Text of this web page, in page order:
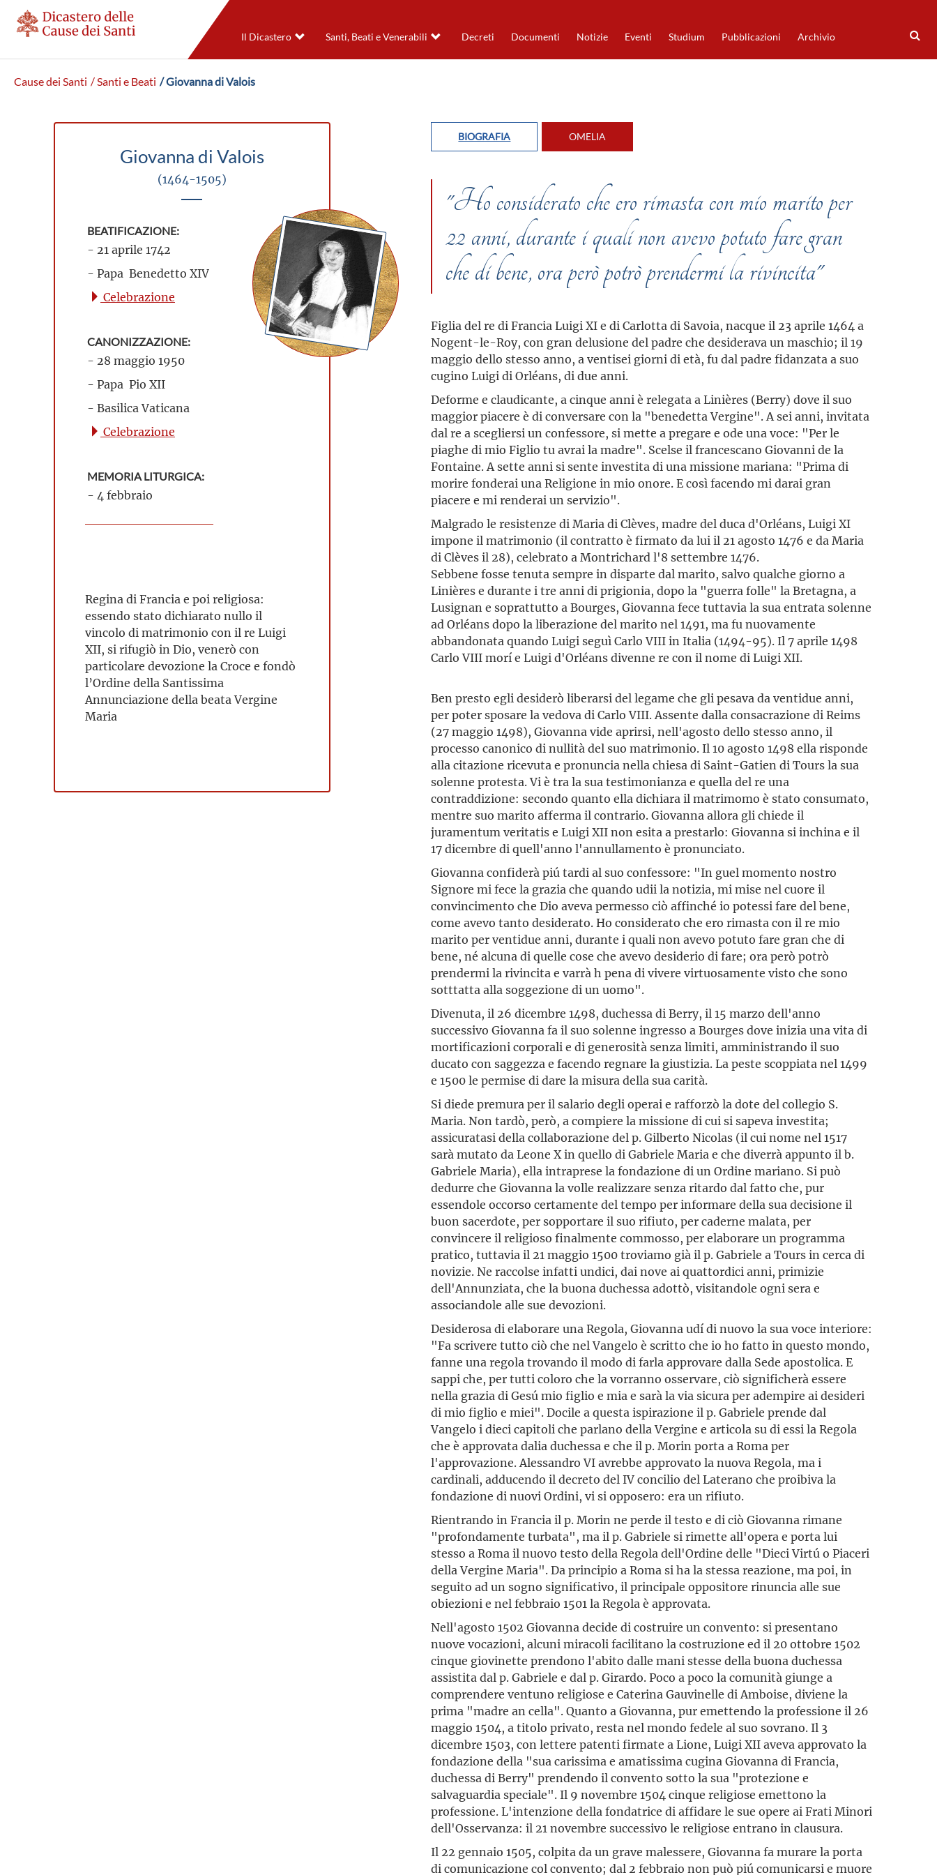
Il Dicastero Santi, Beati e Venerabili Decreti Documenti Notizie Eventi Studium Pubblicazioni Archivio
Cause dei Santi / Santi e Beati / Giovanna di Valois
Giovanna di Valois
(1464-1505)
BEATIFICAZIONE:
- 21 aprile 1742
- Papa Benedetto XIV
Celebrazione
CANONIZZAZIONE:
- 28 maggio 1950
- Papa Pio XII
- Basilica Vaticana
Celebrazione
MEMORIA LITURGICA:
- 4 febbraio
Regina di Francia e poi religiosa:
essendo stato dichiarato nullo il
vincolo di matrimonio con il re Luigi
XII, si rifugiò in Dio, venerò con
particolare devozione la Croce e fondò
l’Ordine della Santissima
Annunciazione della beata Vergine
Maria
BIOGRAFIA OMELIA
"Ho considerato che ero rimasta con mio marito per
22 anni, durante i quali non avevo potuto fare gran
che di bene, ora però potrò prendermi la rivincita"
Figlia del re di Francia Luigi XI e di Carlotta di Savoia, nacque il 23 aprile 1464 a
Nogent-le-Roy, con gran delusione del padre che desiderava un maschio; il 19
maggio dello stesso anno, a ventisei giorni di età, fu dal padre fidanzata a suo
cugino Luigi di Orléans, di due anni.
Deforme e claudicante, a cinque anni è relegata a Linières (Berry) dove il suo
maggior piacere è di conversare con la "benedetta Vergine". A sei anni, invitata
dal re a scegliersi un confessore, si mette a pregare e ode una voce: "Per le
piaghe di mio Figlio tu avrai la madre". Scelse il francescano Giovanni de la
Fontaine. A sette anni si sente investita di una missione mariana: "Prima di
morire fonderai una Religione in mio onore. E così facendo mi darai gran
piacere e mi renderai un servizio".
Malgrado le resistenze di Maria di Clèves, madre del duca d'Orléans, Luigi XI
impone il matrimonio (il contratto è firmato da lui il 21 agosto 1476 e da Maria
di Clèves il 28), celebrato a Montrichard l'8 settembre 1476.
Sebbene fosse tenuta sempre in disparte dal marito, salvo qualche giorno a
Linières e durante i tre anni di prigionia, dopo la "guerra folle" la Bretagna, a
Lusignan e soprattutto a Bourges, Giovanna fece tuttavia la sua entrata solenne
ad Orléans dopo la liberazione del marito nel 1491, ma fu nuovamente
abbandonata quando Luigi seguì Carlo VIII in Italia (1494-95). Il 7 aprile 1498
Carlo VIII morí e Luigi d'Orléans divenne re con il nome di Luigi XII.
Ben presto egli desiderò liberarsi del legame che gli pesava da ventidue anni,
per poter sposare la vedova di Carlo VIII. Assente dalla consacrazione di Reims
(27 maggio 1498), Giovanna vide aprirsi, nell'agosto dello stesso anno, il
processo canonico di nullità del suo matrimonio. Il 10 agosto 1498 ella risponde
alla citazione ricevuta e pronuncia nella chiesa di Saint-Gatien di Tours la sua
solenne protesta. Vi è tra la sua testimonianza e quella del re una
contraddizione: secondo quanto ella dichiara il matrimomo è stato consumato,
mentre suo marito afferma il contrario. Giovanna allora gli chiede il
juramentum veritatis e Luigi XII non esita a prestarlo: Giovanna si inchina e il
17 dicembre di quell'anno l'annullamento è pronunciato.
Giovanna confiderà piú tardi al suo confessore: "In guel momento nostro
Signore mi fece la grazia che quando udii la notizia, mi mise nel cuore il
convincimento che Dio aveva permesso ciò affinché io potessi fare del bene,
come avevo tanto desiderato. Ho considerato che ero rimasta con il re mio
marito per ventidue anni, durante i quali non avevo potuto fare gran che di
bene, né alcuna di quelle cose che avevo desiderio di fare; ora però potrò
prendermi la rivincita e varrà h pena di vivere virtuosamente visto che sono
sotttatta alla soggezione di un uomo".
Divenuta, il 26 dicembre 1498, duchessa di Berry, il 15 marzo dell'anno
successivo Giovanna fa il suo solenne ingresso a Bourges dove inizia una vita di
mortificazioni corporali e di generosità senza limiti, amministrando il suo
ducato con saggezza e facendo regnare la giustizia. La peste scoppiata nel 1499
e 1500 le permise di dare la misura della sua carità.
Si diede premura per il salario degli operai e rafforzò la dote del collegio S.
Maria. Non tardò, però, a compiere la missione di cui si sapeva investita;
assicuratasi della collaborazione del p. Gilberto Nicolas (il cui nome nel 1517
sarà mutato da Leone X in quello di Gabriele Maria e che diverrà appunto il b.
Gabriele Maria), ella intraprese la fondazione di un Ordine mariano. Si può
dedurre che Giovanna la volle realizzare senza ritardo dal fatto che, pur
essendole occorso certamente del tempo per informare della sua decisione il
buon sacerdote, per sopportare il suo rifiuto, per caderne malata, per
convincere il religioso finalmente commosso, per elaborare un programma
pratico, tuttavia il 21 maggio 1500 troviamo già il p. Gabriele a Tours in cerca di
novizie. Ne raccolse infatti undici, dai nove ai quattordici anni, primizie
dell'Annunziata, che la buona duchessa adottò, visitandole ogni sera e
associandole alle sue devozioni.
Desiderosa di elaborare una Regola, Giovanna udí di nuovo la sua voce interiore:
"Fa scrivere tutto ciò che nel Vangelo è scritto che io ho fatto in questo mondo,
fanne una regola trovando il modo di farla approvare dalla Sede apostolica. E
sappi che, per tutti coloro che la vorranno osservare, ciò significherà essere
nella grazia di Gesú mio figlio e mia e sarà la via sicura per adempire ai desideri
di mio figlio e miei". Docile a questa ispirazione il p. Gabriele prende dal
Vangelo i dieci capitoli che parlano della Vergine e articola su di essi la Regola
che è approvata dalia duchessa e che il p. Morin porta a Roma per
l'approvazione. Alessandro VI avrebbe approvato la nuova Regola, ma i
cardinali, adducendo il decreto del IV concilio del Laterano che proibiva la
fondazione di nuovi Ordini, vi si opposero: era un rifiuto.
Rientrando in Francia il p. Morin ne perde il testo e di ciò Giovanna rimane
"profondamente turbata", ma il p. Gabriele si rimette all'opera e porta lui
stesso a Roma il nuovo testo della Regola dell'Ordine delle "Dieci Virtú o Piaceri
della Vergine Maria". Da principio a Roma si ha la stessa reazione, ma poi, in
seguito ad un sogno significativo, il principale oppositore rinuncia alle sue
obiezioni e nel febbraio 1501 la Regola è approvata.
Nell'agosto 1502 Giovanna decide di costruire un convento: si presentano
nuove vocazioni, alcuni miracoli facilitano la costruzione ed il 20 ottobre 1502
cinque giovinette prendono l'abito dalle mani stesse della buona duchessa
assistita dal p. Gabriele e dal p. Girardo. Poco a poco la comunità giunge a
comprendere ventuno religiose e Caterina Gauvinelle di Amboise, diviene la
prima "madre an cella". Quanto a Giovanna, pur emettendo la professione il 26
maggio 1504, a titolo privato, resta nel mondo fedele al suo sovrano. Il 3
dicembre 1503, con lettere patenti firmate a Lione, Luigi XII aveva approvato la
fondazione della "sua carissima e amatissima cugina Giovanna di Francia,
duchessa di Berry" prendendo il convento sotto la sua "protezione e
salvaguardia speciale". Il 9 novembre 1504 cinque religiose emettono la
professione. L'intenzione della fondatrice di affidare le sue opere ai Frati Minori
dell'Osservanza: il 21 novembre successivo le religiose entrano in clausura.
Il 22 gennaio 1505, colpita da un grave malessere, Giovanna fa murare la porta
di comunicazione col convento; dal 2 febbraio non può piú comunicarsi e muore